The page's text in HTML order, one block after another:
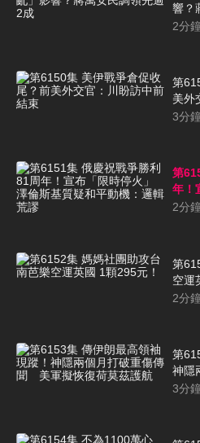
響？
2分鐘
第
美外
3分鐘
第
年！
疑和
2分鐘
第
空運
2分鐘
第
神隱
恢復
3分鐘